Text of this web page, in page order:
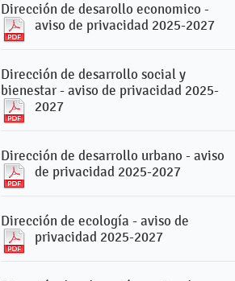
Dirección de desarollo economico -
aviso de privacidad 2025-2027
Dirección de desarrollo social y
bienestar - aviso de privacidad 2025-
2027
Dirección de desarrollo urbano - aviso
de privacidad 2025-2027
Dirección de ecología - aviso de
privacidad 2025-2027